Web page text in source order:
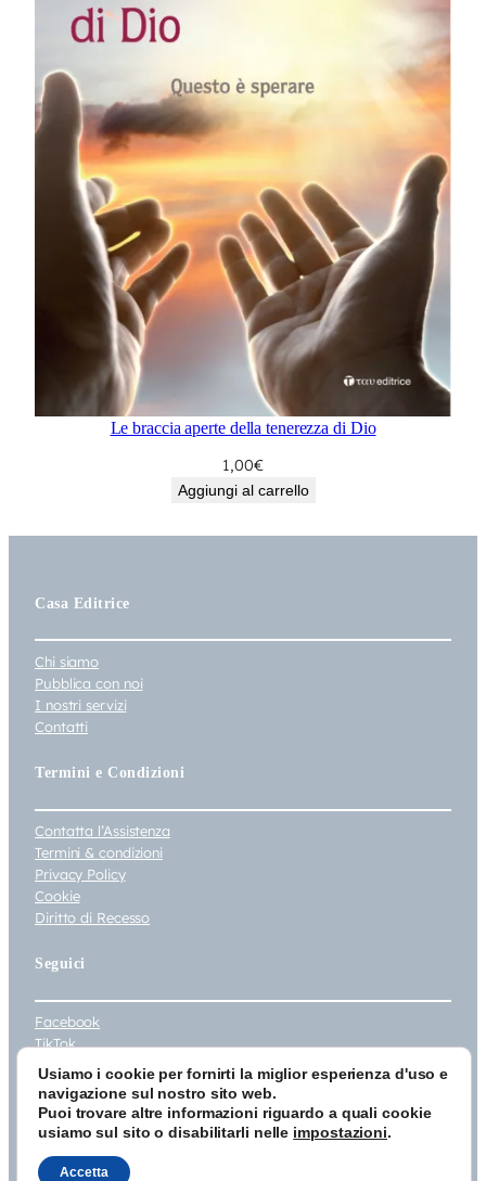
Le braccia aperte della tenerezza di Dio
1,00€
Aggiungi al carrello
Casa Editrice
Chi siamo
Pubblica con noi
I nostri servizi
Contatti
Termini e Condizioni
Contatta l’Assistenza
Termini & condizioni
Privacy Policy
Cookie
Diritto di Recesso
Seguici
Facebook
TikTok
Instagram
Youtube
© 2026 Tau Editrice Srl Unipersonale – Via Umbria 148/7 – 06059 Todi
(PG) – Iscrizione registro Imprese PG – 205459 – P.IVA 02265070546 –
Usiamo i cookie per fornirti la miglior esperienza d'uso e
navigazione sul nostro sito web.
Puoi trovare altre informazioni riguardo a quali cookie
usiamo sul sito o disabilitarli nelle impostazioni.
Accetta